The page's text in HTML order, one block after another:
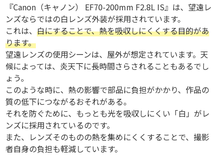
『Canon（キャノン） EF70-200mm F2.8L IS』は、望遠レ
ンズならではの白レンズ外装が採用されています。
これは、白にすることで、熱を吸収しにくくする目的があ
ります。
望遠レンズの使用シーンは、屋外が想定されています。天
候によっては、炎天下に長時間さらされることもあるでし
ょう。
このような時に、熱の影響で部品に負担がかかり、作品の
質の低下につながるおそれがある。
それを防ぐために、もっとも光を吸収しにくい「白」がレ
ンズに採用されているのです。
また、レンズそのものの熱を集めにくくすることで、撮影
者自身の負担も軽減しています。